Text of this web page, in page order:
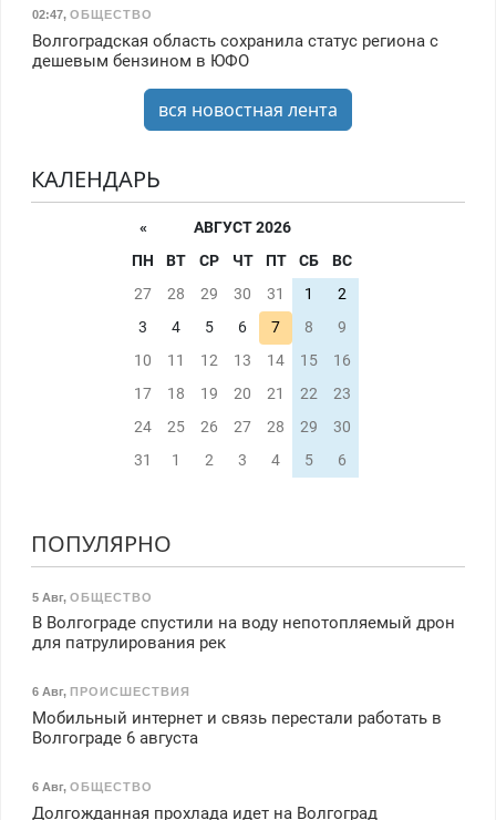
02:47, ОБЩЕСТВО
Волгоградская область сохранила статус региона с
дешевым бензином в ЮФО
вся новостная лента
КАЛЕНДАРЬ
«
АВГУСТ 2026
ПН
ВТ СР ЧТ ПТ СБ
ВС
27
28 29 30 31 1
2
3
4 5 6 7 8
9
10
11 12 13 14 15
16
17
18 19 20 21 22
23
24
25 26 27 28 29
30
31
1 2 3 4 5 6
ПОПУЛЯРНО
5 Авг, ОБЩЕСТВО
В Волгограде спустили на воду непотопляемый дрон
для патрулирования рек
6 Авг, ПРОИСШЕСТВИЯ
Мобильный интернет и связь перестали работать в
Волгограде 6 августа
6 Авг, ОБЩЕСТВО
Долгожданная прохлада идет на Волгоград